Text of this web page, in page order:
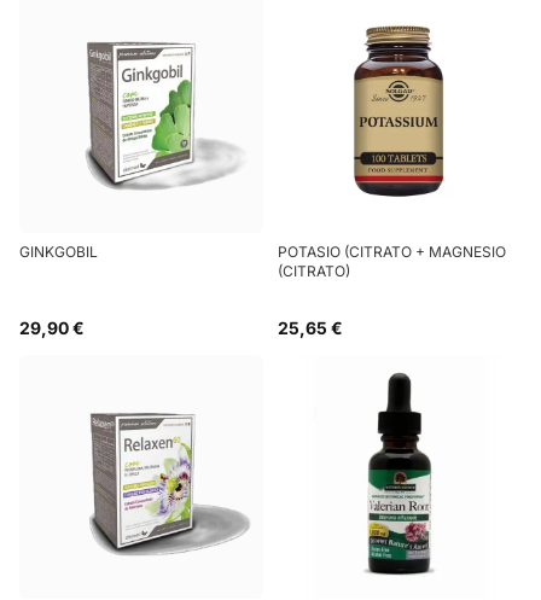
GINKGOBIL
29,90 €
POTASIO (CITRATO + MAGNESIO
(CITRATO)
25,65 €